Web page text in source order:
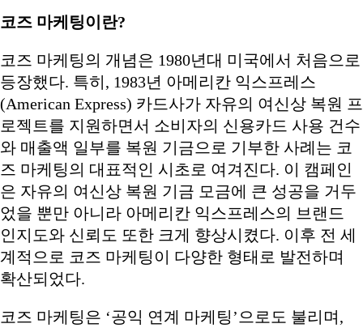
코즈 마케팅이란?
코즈 마케팅의 개념은 1980년대 미국에서 처음으로
등장했다. 특히, 1983년 아메리칸 익스프레스
(American Express) 카드사가 자유의 여신상 복원 프
로젝트를 지원하면서 소비자의 신용카드 사용 건수
와 매출액 일부를 복원 기금으로 기부한 사례는 코
즈 마케팅의 대표적인 시초로 여겨진다. 이 캠페인
은 자유의 여신상 복원 기금 모금에 큰 성공을 거두
었을 뿐만 아니라 아메리칸 익스프레스의 브랜드
인지도와 신뢰도 또한 크게 향상시켰다. 이후 전 세
계적으로 코즈 마케팅이 다양한 형태로 발전하며
확산되었다.
코즈 마케팅은 ‘공익 연계 마케팅’으로도 불리며,